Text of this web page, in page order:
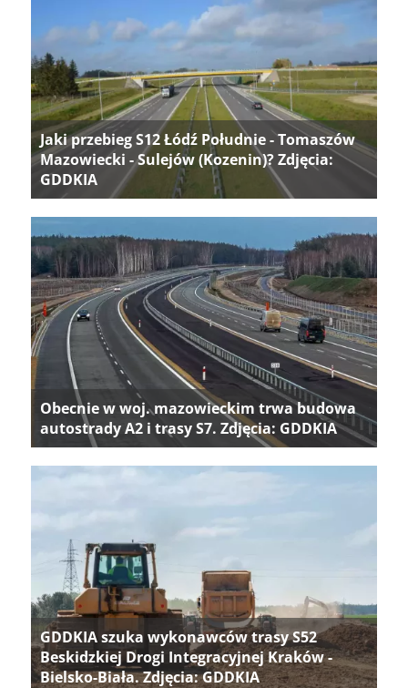
Jaki przebieg S12 Łódź Południe - Tomaszów
Mazowiecki - Sulejów (Kozenin)? Zdjęcia:
GDDKIA
Obecnie w woj. mazowieckim trwa budowa
autostrady A2 i trasy S7. Zdjęcia: GDDKIA
GDDKIA szuka wykonawców trasy S52
Beskidzkiej Drogi Integracyjnej Kraków -
Bielsko-Biała. Zdjęcia: GDDKIA